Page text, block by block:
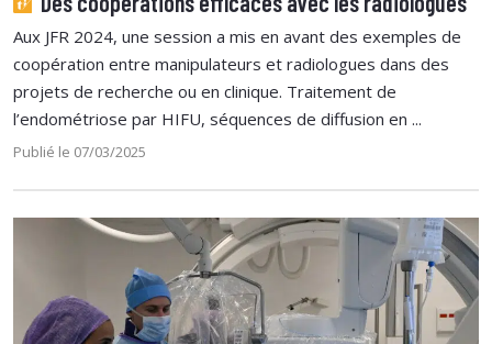
Aux JFR 2024, une session a mis en avant des exemples de
coopération entre manipulateurs et radiologues dans des
projets de recherche ou en clinique. Traitement de
l’endométriose par HIFU, séquences de diffusion en ...
Publié le 07/03/2025